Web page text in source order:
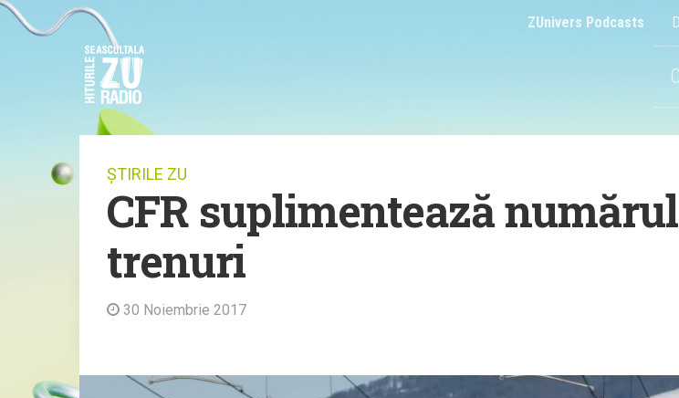
ZUnivers Podcasts
ȘTIRILE ZU
CFR suplimentează
trenuri
30 Noiembrie 2017